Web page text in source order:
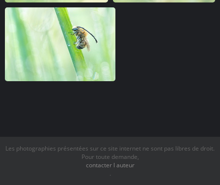
Les photographies présentées sur ce site internet ne sont pas libres de droit.
Pour toute demande,
contacter l auteur
.